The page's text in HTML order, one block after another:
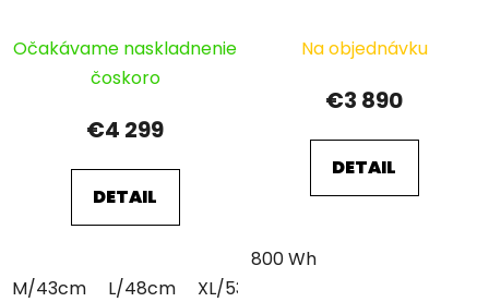
Očakávame naskladnenie
čoskoro
€4 299
DETAIL
M/43cm L/48cm XL/53cm
Na objednávku
€3 890
DETAIL
800 Wh